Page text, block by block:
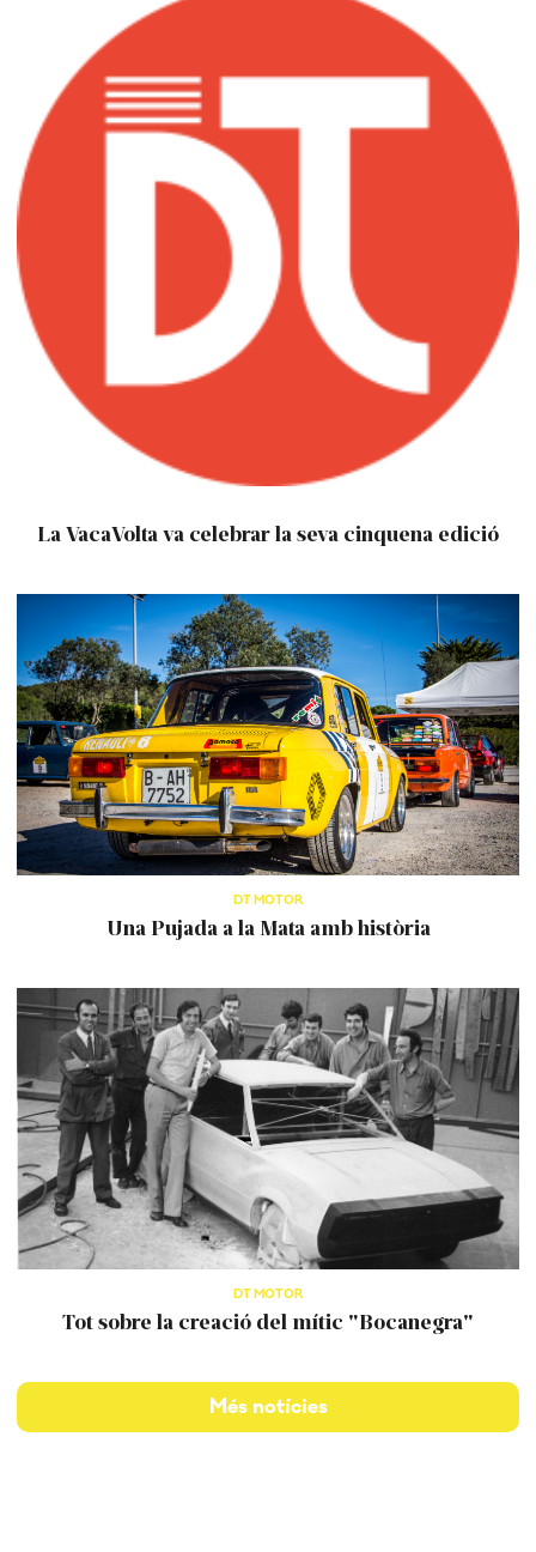
La VacaVolta va celebrar la seva cinquena edició
DT MOTOR
Una Pujada a la Mata amb història
DT MOTOR
Tot sobre la creació del mític "Bocanegra"
Més notícies